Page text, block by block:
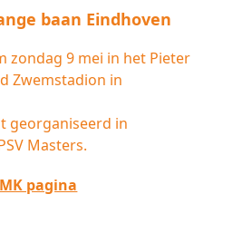
baan Eindhoven
zondag 9 mei in het Pieter
Zwemstadion in
georganiseerd in
Masters.
pagina